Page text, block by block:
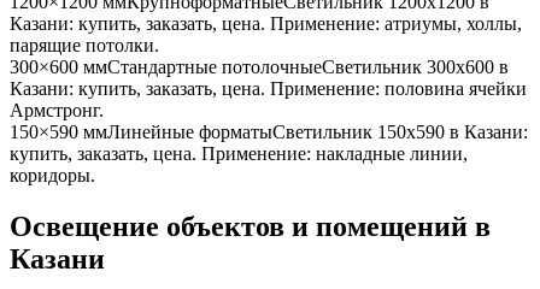
Казани: купить, заказать, цена. Применение: атриумы, холлы,
парящие потолки.
300×600 ммСтандартные потолочныеСветильник 300x600 в
Казани: купить, заказать, цена. Применение: половина ячейки
Армстронг.
150×590 ммЛинейные форматыСветильник 150x590 в Казани:
купить, заказать, цена. Применение: накладные линии,
коридоры.
Освещение объектов и помещений в
Казани